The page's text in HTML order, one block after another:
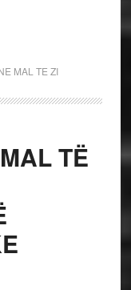
MAL TE ZI
TË